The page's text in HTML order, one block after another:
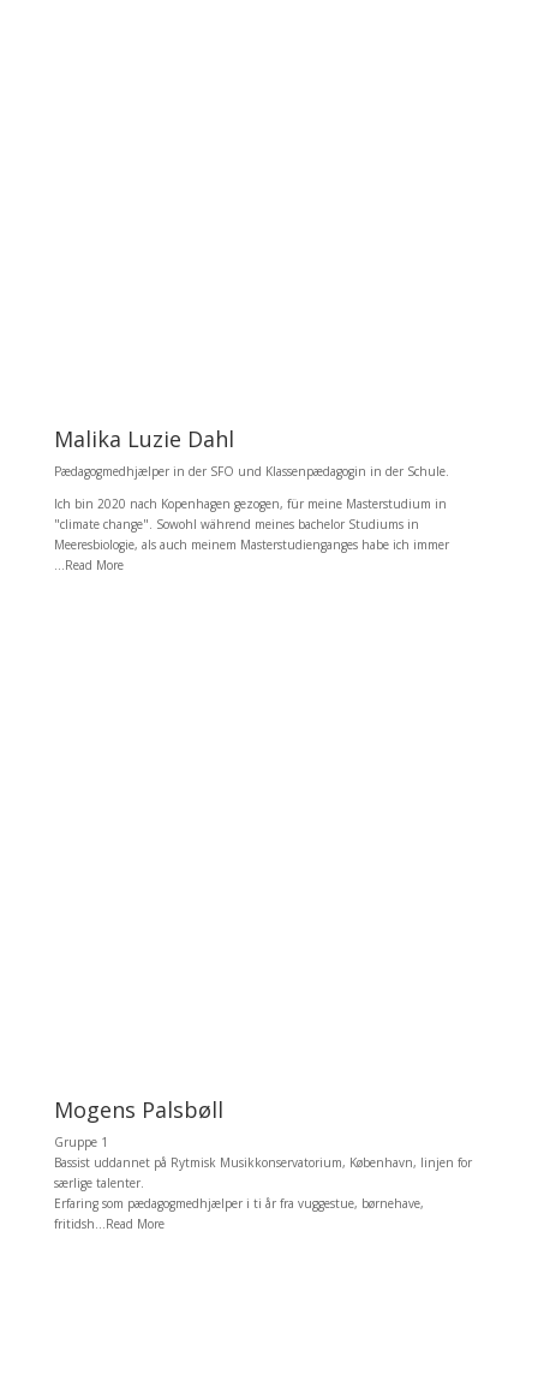
Malika Luzie Dahl
Pædagogmedhjælper in der SFO und Klassenpædagogin in der Schule.
Ich bin 2020 nach Kopenhagen gezogen, für meine Masterstudium in
"climate change". Sowohl während meines bachelor Studiums in
Meeresbiologie, als auch meinem Masterstudienganges habe ich immer
...Read More
Mogens Palsbøll
Gruppe 1
Bassist uddannet på Rytmisk Musikkonservatorium, København, linjen for
særlige talenter.
Erfaring som pædagogmedhjælper i ti år fra vuggestue, børnehave,
fritidsh...Read More